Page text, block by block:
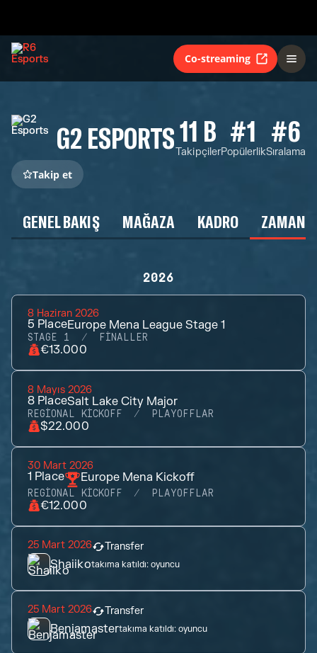
Co-streaming
G2 ESPORTS11 B
Takipçiler
#1
Popülerlik
#6
Sıralama
Takip et
GENEL BAKIŞ MAĞAZA KADRO ZAMAN
2026
8 Haziran 2026
5 PlaceEurope Mena League Stage 1
STAGE 1 FINALLER
€13.000
8 Mayıs 2026
8 PlaceSalt Lake City Major
REGIONAL KICKOFF PLAYOFFLAR
$22.000
30 Mart 2026
1 Place Europe Mena Kickoff
REGIONAL KICKOFF PLAYOFFLAR
€12.000
25 Mart 2026 Transfer
Shaiikotakıma katıldı:oyuncu
25 Mart 2026 Transfer
Benjamastertakıma katıldı:oyuncu